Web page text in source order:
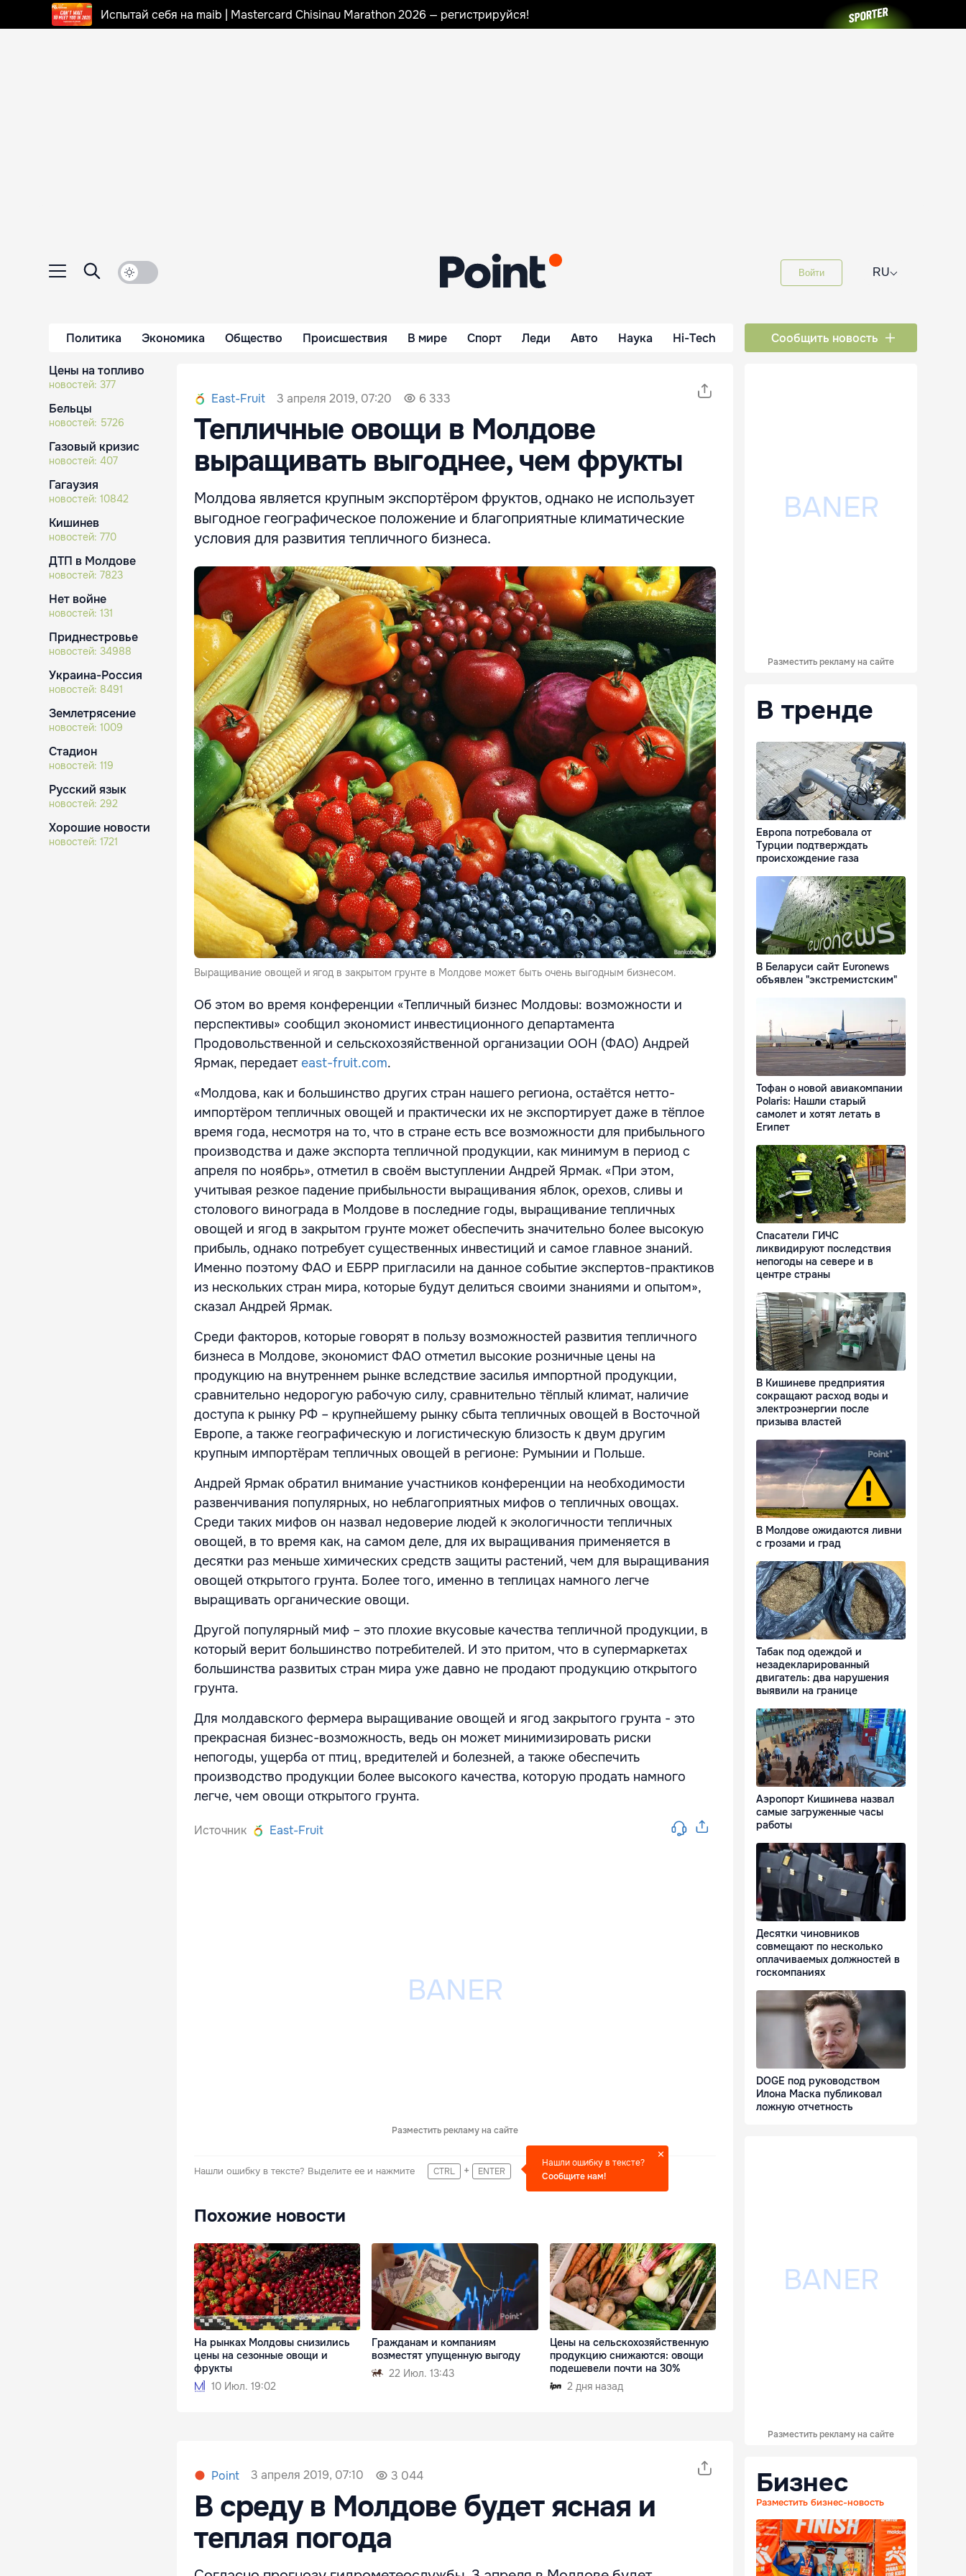
Испытай себя на maib | Mastercard Chisinau Marathon 2026 — регистрируйся!
Войти RU⌵
Политика Экономика Общество Происшествия В мире Спорт Леди Авто Наука Hi-Tech Сообщить новость
Цены на топливо
новостей: 377
Бельцы
новостей: 5726
Газовый кризис
новостей: 407
Гагаузия
новостей: 10842
Кишинев
новостей: 770
ДТП в Молдове
новостей: 7823
Нет войне
новостей: 131
Приднестровье
новостей: 34988
Украина-Россия
новостей: 8491
Землетрясение
новостей: 1009
Стадион
новостей: 119
Русский язык
новостей: 292
Хорошие новости
новостей: 1721
East-Fruit 3 апреля 2019, 07:20 6 333
Тепличные овощи в Молдове
выращивать выгоднее, чем фрукты
Молдова является крупным экспортёром фруктов, однако не использует
выгодное географическое положение и благоприятные климатические
условия для развития тепличного бизнеса.
Выращивание овощей и ягод в закрытом грунте в Молдове может быть очень выгодным бизнесом.
Об этом во время конференции «Тепличный бизнес Молдовы: возможности и
перспективы» сообщил экономист инвестиционного департамента
Продовольственной и сельскохозяйственной организации ООН (ФАО) Андрей
Ярмак, передаетeast-fruit.com.
«Молдова, как и большинство других стран нашего региона, остаётся нетто-
импортёром тепличных овощей и практически их не экспортирует даже в тёплое
время года, несмотря на то, что в стране есть все возможности для прибыльного
производства и даже экспорта тепличной продукции, как минимум в период с
апреля по ноябрь», отметил в своём выступлении Андрей Ярмак. «При этом,
учитывая резкое падение прибыльности выращивания яблок, орехов, сливы и
столового винограда в Молдове в последние годы, выращивание тепличных
овощей и ягод в закрытом грунте может обеспечить значительно более высокую
прибыль, однако потребует существенных инвестиций и самое главное знаний.
Именно поэтому ФАО и ЕБРР пригласили на данное событие экспертов-практиков
из нескольких стран мира, которые будут делиться своими знаниями и опытом»,
сказал Андрей Ярмак.
Среди факторов, которые говорят в пользу возможностей развития тепличного
бизнеса в Молдове, экономист ФАО отметил высокие розничные цены на
продукцию на внутреннем рынке вследствие засилья импортной продукции,
сравнительно недорогую рабочую силу, сравнительно тёплый климат, наличие
доступа к рынку РФ – крупнейшему рынку сбыта тепличных овощей в Восточной
Европе, а также географическую и логистическую близость к двум другим
крупным импортёрам тепличных овощей в регионе: Румынии и Польше.
Андрей Ярмак обратил внимание участников конференции на необходимости
развенчивания популярных, но неблагоприятных мифов о тепличных овощах.
Среди таких мифов он назвал недоверие людей к экологичности тепличных
овощей, в то время как, на самом деле, для их выращивания применяется в
десятки раз меньше химических средств защиты растений, чем для выращивания
овощей открытого грунта. Более того, именно в теплицах намного легче
выращивать органические овощи.
Другой популярный миф – это плохие вкусовые качества тепличной продукции, в
который верит большинство потребителей. И это притом, что в супермаркетах
большинства развитых стран мира уже давно не продают продукцию открытого
грунта.
Для молдавского фермера выращивание овощей и ягод закрытого грунта - это
прекрасная бизнес-возможность, ведь он может минимизировать риски
непогоды, ущерба от птиц, вредителей и болезней, а также обеспечить
производство продукции более высокого качества, которую продать намного
легче, чем овощи открытого грунта.
Источник East-Fruit
Разместить рекламу на сайте
Нашли ошибку в тексте? Выделите ее и нажмите CTRL + ENTER
Нашли ошибку в тексте?
Сообщите нам!
Похожие новости
На рынках Молдовы снизились
цены на сезонные овощи и
фрукты
10 Июл. 19:02
Гражданам и компаниям
возместят упущенную выгоду
22 Июл. 13:43
Цены на сельскохозяйственную
продукцию снижаются: овощи
подешевели почти на 30%
2 дня назад
Point 3 апреля 2019, 07:10 3 044
В среду в Молдове будет ясная и
теплая погода
Разместить рекламу на сайте
В тренде
Европа потребовала от
Турции подтверждать
происхождение газа
В Беларуси сайт Euronews
объявлен "экстремистским"
Тофан о новой авиакомпании
Polaris: Нашли старый
самолет и хотят летать в
Египет
Спасатели ГИЧС
ликвидируют последствия
непогоды на севере и в
центре страны
В Кишиневе предприятия
сокращают расход воды и
электроэнергии после
призыва властей
В Молдове ожидаются ливни
с грозами и град
Табак под одеждой и
незадекларированный
двигатель: два нарушения
выявили на границе
Аэропорт Кишинева назвал
самые загруженные часы
работы
Десятки чиновников
совмещают по несколько
оплачиваемых должностей в
госкомпаниях
DOGE под руководством
Илона Маска публиковал
ложную отчетность
Разместить рекламу на сайте
Бизнес
Разместить бизнес-новость